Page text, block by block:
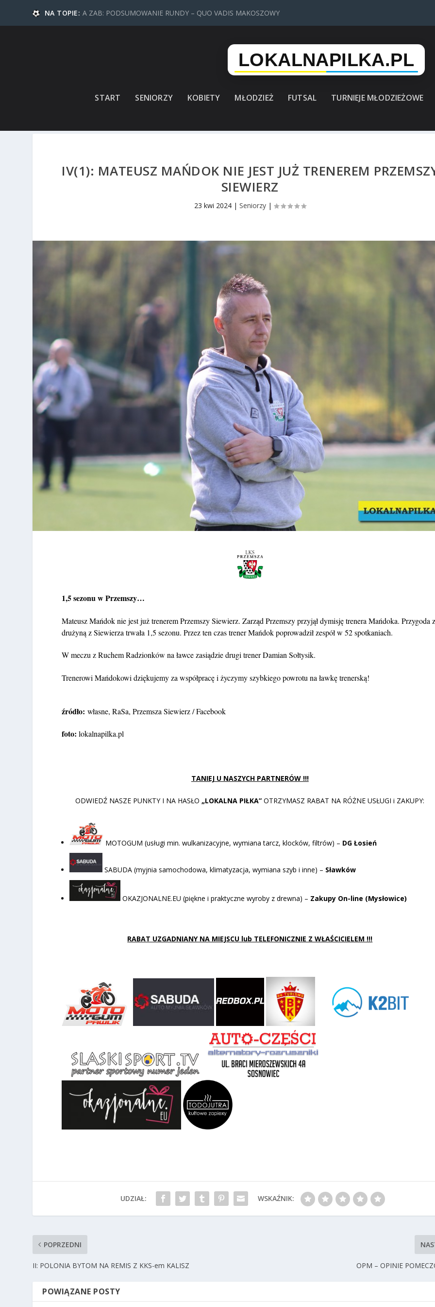
NA TOPIE: A ZAB: PODSUMOWANIE RUNDY – QUO VADIS MAKOSZOWY
START SENIORZY KOBIETY MŁODZIEŻ FUTSAL TURNIEJE MŁODZIEŻOWE
IV(1): MATEUSZ MAŃDOK NIE JEST JUŻ TRENEREM
SIEWIERZ
23 kwi 2024| Seniorzy|
1,5 sezonu w Przemszy…
Mateusz Mańdok nie jest już trenerem Przemszy Siewierz. Zarząd Przemszy przyjął dymisję trenera Mańdoka. Przygoda
drużyną z Siewierza trwała 1,5 sezonu. Przez ten czas trener Mańdok poprowadził zespół w 52 spotkaniach.
W meczu z Ruchem Radzionków na ławce zasiądzie drugi trener Damian Sołtysik.
Trenerowi Mańdokowi dziękujemy za współpracę i życzymy szybkiego powrotu na ławkę trenerską!
źródło:własne, RaSa, Przemsza Siewierz / Facebook
foto:lokalnapilka.pl
TANIEJ U NASZYCH PARTNERÓW !!!
ODWIEDŹ NASZE PUNKTY I NA HASŁO „LOKALNA PIŁKA”OTRZYMASZ RABAT NA RÓŻNE USŁUGI i ZAKUPY:
MOTOGUM (usługi min. wulkanizacyjne, wymiana tarcz, klocków, filtrów) – DG Łosień
SABUDA (myjnia samochodowa, klimatyzacja, wymiana szyb i inne) – Sławków
OKAZJONALNE.EU (piękne i praktyczne wyroby z drewna) – Zakupy On-line (Mysłowice)
RABAT UZGADNIANY NA MIEJSCU lub TELEFONICZNIE Z WŁAŚCICIELEM !!!
UDZIAŁ: WSKAŹNIK:
POPRZEDNI
II: POLONIA BYTOM NA REMIS Z KKS-em KALISZ OPM – OPINIE
POWIĄZANE POSTY